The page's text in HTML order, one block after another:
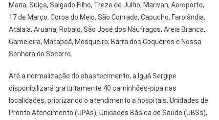
Maria, Suíça, Salgado Filho, Treze de Julho, Marivan, Aeroporto,
17 de Março, Coroa do Meio, São Conrado, Capucho, Farolândia,
Atalaia, Aruana, Robalo, São José dos Náufragos, Areia Branca,
Gameleira, Matapoã, Mosqueiro; Barra dos Coqueiros e Nossa
Senhora do Socorro.
Até a normalização do abastecimento, a Iguá Sergipe
disponibilizará gratuitamente 40 caminhões-pipa nas
localidades, priorizando o atendimento a hospitais, Unidades de
Pronto Atendimento (UPAs), Unidades Básica de Saúde (UBSs),